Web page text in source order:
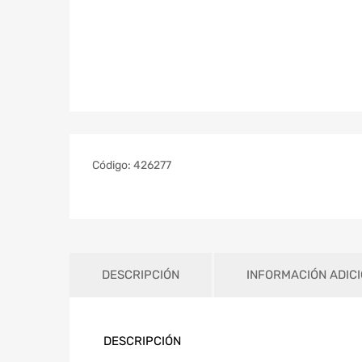
Código: 426277
DESCRIPCIÓN INFORMACIÓN
DESCRIPCIÓN